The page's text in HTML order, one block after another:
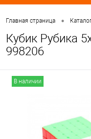
Главная страница •
Кубик Рубика
998206
В наличии